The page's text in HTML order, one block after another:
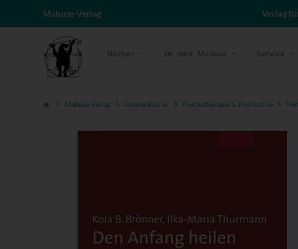
Mabuse-Verlag Verlag
Bücher Dr. med. Mabuse Service
Mabuse-Verlag Unsere Bücher Psychotherapie & Psychiatrie